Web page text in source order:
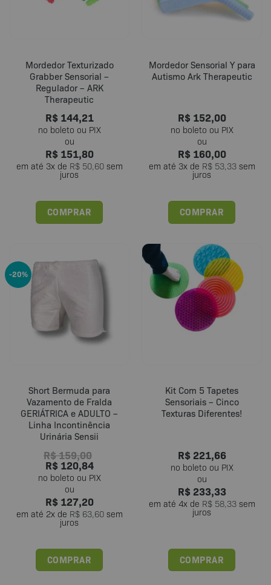
produto
Mordedor Texturizado
Grabber Sensorial –
Regulador – ARK
Therapeutic
R$144,21
R$151,80
em até 3x de R$50,60sem
juros
COMPRAR
Este
várias
escolhidas
produto
Mordedor Sensorial Y para
Autismo Ark Therapeutic
R$152,00
R$160,00
em até 3x de R$53,33sem
juros
COMPRAR
Este
tem
várias
variantes.
As
opções
podem
ser
produto
-20%
Short Bermuda para
Vazamento de Fralda
GERIÁTRICA e ADULTO –
Linha Incontinência
Urinária Sensii
R$159,00
R$120,84
R$127,20
em até 2x de R$63,60sem
juros
COMPRAR
Este
Kit Com 5 Tapetes
Sensoriais – Cinco
Texturas Diferentes!
R$221,66
R$233,33
em até 4x de R$58,33sem
juros
COMPRAR